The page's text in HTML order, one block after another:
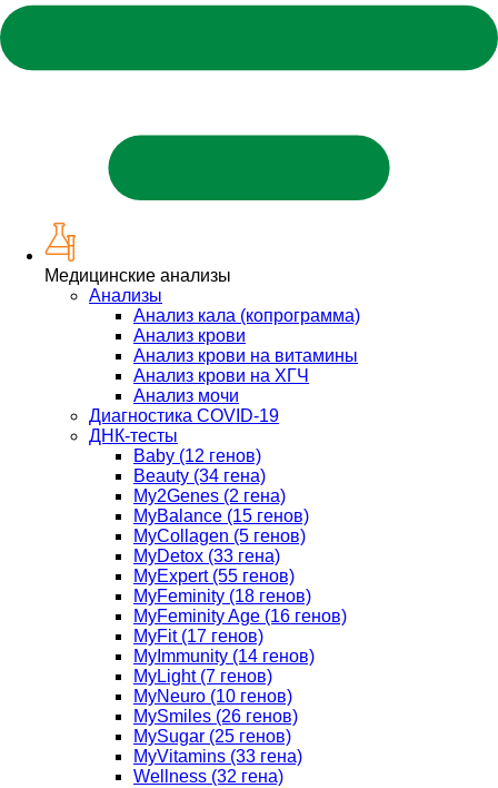
Медицинские анализы
Анализы
Анализ кала (копрограмма)
Анализ крови
Анализ крови на витамины
Анализ крови на ХГЧ
Анализ мочи
Диагностика COVID-19
ДНК-тесты
Baby (12 генов)
Beauty (34 гена)
My2Genes (2 гена)
MyBalance (15 генов)
MyCollagen (5 генов)
MyDetox (33 гена)
MyExpert (55 генов)
MyFeminity (18 генов)
MyFeminity Age (16 генов)
MyFit (17 генов)
MyImmunity (14 генов)
MyLight (7 генов)
MyNeuro (10 генов)
MySmiles (26 генов)
MySugar (25 генов)
MyVitamins (33 гена)
Wellness (32 гена)